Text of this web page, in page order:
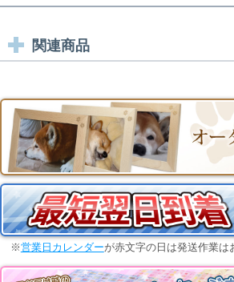
関連商品
※営業日カレンダーが赤文字の日は発送作業は